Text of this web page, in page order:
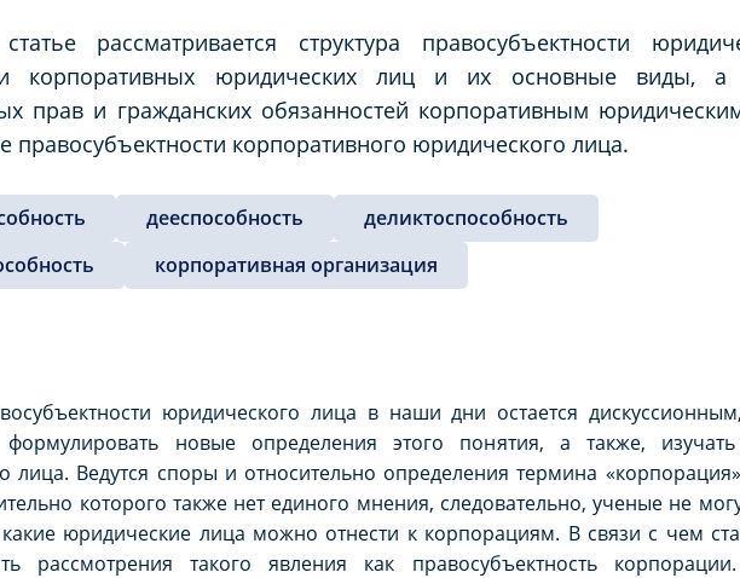
рассматривается структура правосубъектности
корпоративных юридических лиц и их основные виды, а
прав и гражданских обязанностей корпоративным
правосубъектности корпоративного юридического лица.
дееспособность
деликтоспособность
корпоративная организация
юридического лица в наши дни остается
новые определения этого понятия, а также, изучать
лица. Ведутся споры и относительно определения термина
которого также нет единого мнения, следовательно, ученые не
какие юридические лица можно отнести к корпорациям. В связи с чем
рассмотрения такого явления как правосубъектность